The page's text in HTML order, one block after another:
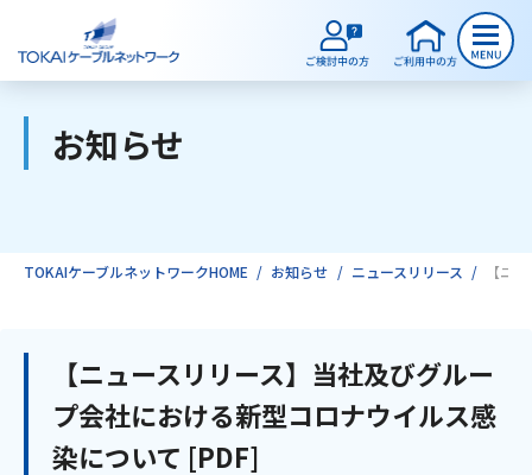
ご検討中のお客様
インターネット
お知らせ
TOKAIケーブルネットワークHOME お知らせ ニュースリリース 【ニ
【ニュースリリース】当社及びグルー
プ会社における新型コロナウイルス感
染について [PDF]